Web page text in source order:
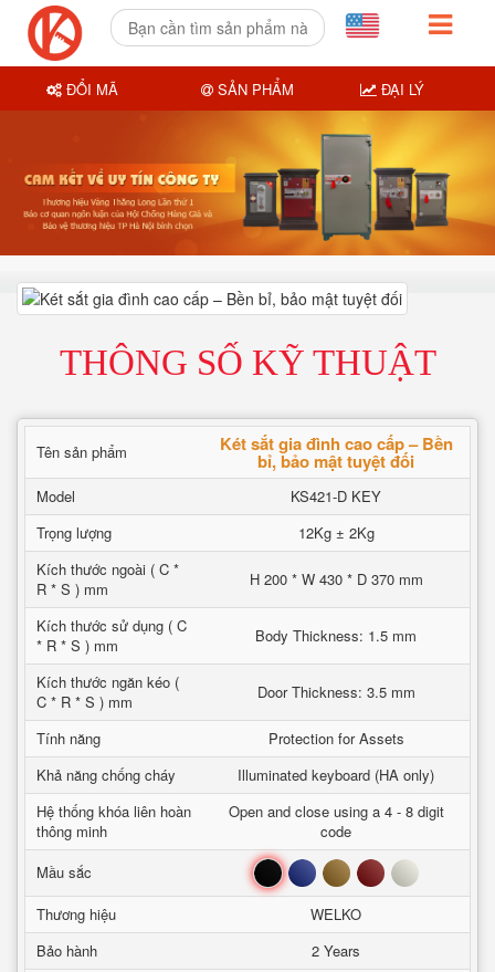
THÔNG SỐ KỸ THUẬT
Tên sản phẩm Két sắt gia đình cao cấp – Bền
bỉ, bảo mật tuyệt đối
Model
KS421-D KEY
Trọng lượng
12Kg ± 2Kg
Kích thước ngoài ( C *
R * S ) mm
H 200 * W 430 * D 370 mm
Kích thước sử dụng ( C
* R * S ) mm
Body Thickness: 1.5 mm
Kích thước ngăn kéo (
C * R * S ) mm
Door Thickness: 3.5 mm
Tính năng
Protection for Assets
Khả năng chống cháy
Illuminated keyboard (HA only)
Hệ thống khóa liên hoàn
thông minh
Open and close using a 4 - 8 digit
code
Mầu sắc
Đen Xanh Nâu Đỏ Trắng
Thương hiệu
WELKO
Bảo hành
2 Years
ĐỔI MÃ SẢN PHẨM ĐẠI LÝ